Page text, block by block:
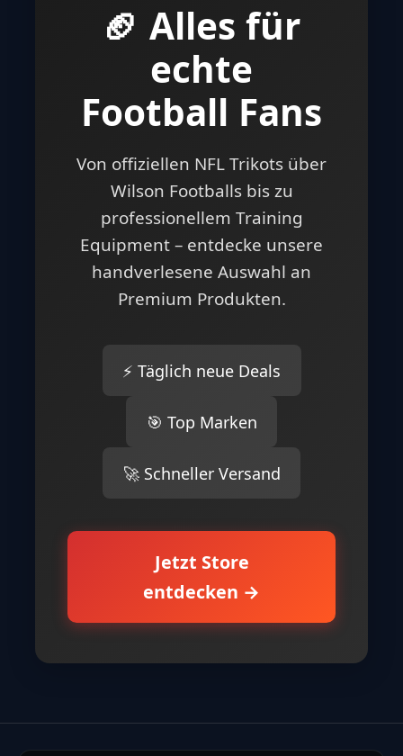
🏈 Alles für
echte
Football Fans
Von offiziellen NFL Trikots über
Wilson Footballs bis zu
professionellem Training
Equipment – entdecke unsere
handverlesene Auswahl an
Premium Produkten.
⚡ Täglich neue Deals
🎯 Top Marken
🚀 Schneller Versand
Jetzt Store
entdecken →